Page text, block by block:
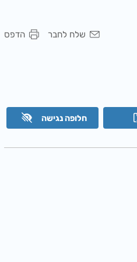
הדפס שלח לחבר
חלופה נגישה